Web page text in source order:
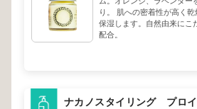
り。 肌への密着性が高く
保湿します。自然由来にこ
配合。
ナカノスタイリング プ